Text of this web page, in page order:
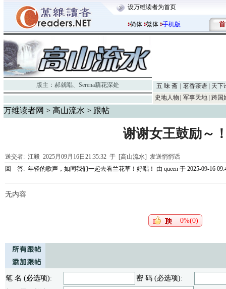
设万维读者为首页
简体 繁体 手机版 首
版主： 郝就唱、 Serena藕花深处 五 味 斋 茗香茶语
天下
史地人物
军事天地 跨国
万维读者网 > 高山流水 > 跟帖
谢谢女王鼓励～
送交者: 江毅 2025月09月16日21:35:32 于 [高山流水] 发送悄悄话
回 答: 年轻的歌声，如同我们一起去看兰花草！好唱！ 由 queen 于 2025-09-16
无内容
0%(0)
笔 名 (必选项):
密 码 (必选项):